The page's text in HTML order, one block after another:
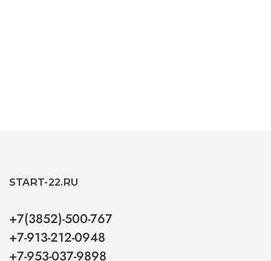
START-22.RU
+7(3852)-500-767
+7-913-212-0948
+7-953-037-9898